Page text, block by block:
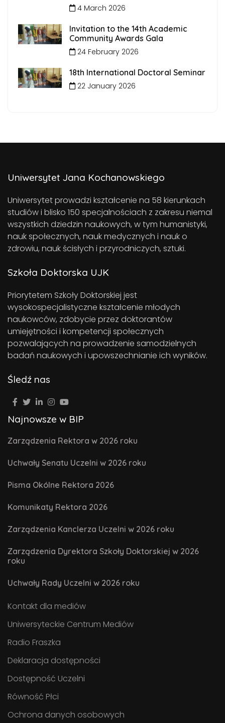
4 March 2026
Invitation to the 14th Academic
Community Awards Gala
24 February 2026
18th International Doctoral Seminar
22 January 2026
Uniwersytet Jana Kochanowskiego
Uniwersytet prowadzi kształcenie na 58 kierunkach
studiów i blisko 150 specjalnościach z zakresu niemal
wszystkich dziedzin naukowych, w tym humanistyki,
nauk społecznych, nauk medycznych i nauk o
zdrowiu, nauk ścisłych i przyrodniczych, sztuki.
Szkoła Doktorska UJK
Priorytetem Szkoły Doktorskiej jest
wysokospecjalistyczne kształcenie młodych
naukowców, zdobycie przez doktorantów
umiejętności i kompetencji społecznych
pozwalających na prowadzenie samodzielnych
badań naukowych i upowszechnianie ich wyników.
Śledź nas
Najnowsze w BIP
Zarządzenia Rektora w 2026 roku
Uchwały Senatu Uczelni w 2026 roku
Pisma Okólne Rektora 2026
Komunikaty Rektora 2026
Zarządzenia Kanclerza Uczelni w 2026 roku
Zarządzenia Dyrektora Szkoły Doktorskiej w 2026
roku
Uchwały Rady Uczelni w 2026 roku
Kontakt dla mediów
Uniwersyteckie Centrum Mediów
Radio Fraszka
Deklaracja dostępności
Dostępność Uczelni
Równość Płci
Ochrona danych osobowych